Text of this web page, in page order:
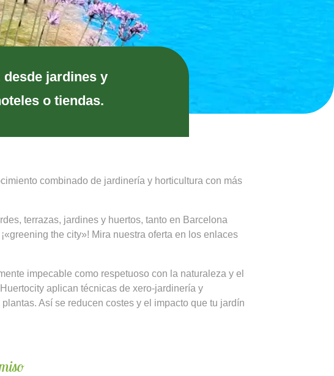
jardines y
o tiendas.
combinado de jardinería y horticultura con más
terrazas, jardines y huertos, tanto en Barcelona
the city»! Mira nuestra oferta en los enlaces
impecable como respetuoso con la naturaleza y el
aplican técnicas de xero-jardinería y
Así se reducen costes y el impacto que tu jardín